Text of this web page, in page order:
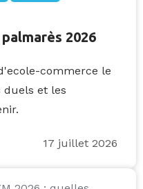
2026
commerce le
duels et les
17 juillet 2026